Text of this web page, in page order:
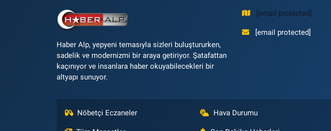
Haber Alp, yepyeni temasıyla sizleri buluştururken,
sadelik ve modernizmi bir araya getiriyor. Şatafattan
kaçınıyor ve insanlara haber okuyabilecekleri bir
altyapı sunuyor.
[email protected]
[email protected]
Nöbetçi Eczaneler Hava Durumu